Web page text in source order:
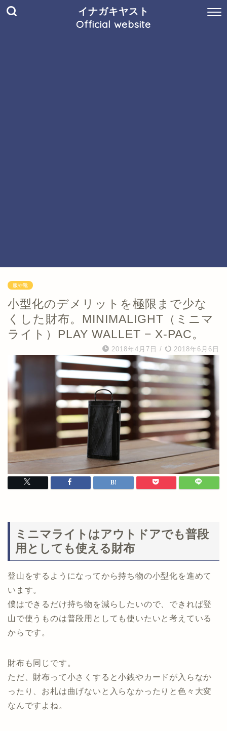
イナガキヤスト
Official website
服や靴
小型化のデメリットを極限まで少な
くした財布。MINIMALIGHT（ミニマ
ライト）PLAY WALLET − X-PAC。
2018年4月7日 / 2018年6月6日
ミニマライトはアウトドアでも普段
用としても使える財布
登山をするようになってから持ち物の小型化を進めて
います。
僕はできるだけ持ち物を減らしたいので、できれば登
山で使うものは普段用としても使いたいと考えている
からです。
財布も同じです。
ただ、財布って小さくすると小銭やカードが入らなか
ったり、お札は曲げないと入らなかったりと色々大変
なんですよね。